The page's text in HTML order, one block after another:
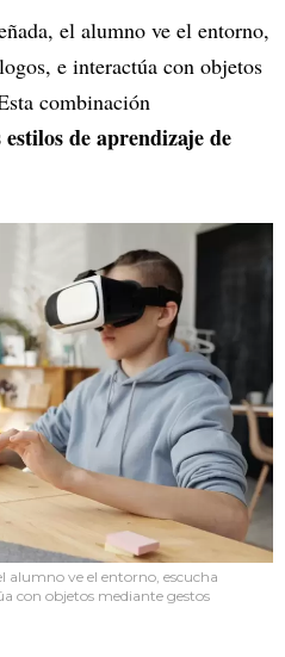
el alumno ve el entorno,
e interactúa con objetos
combinación
de aprendizaje de
alumno ve el entorno, escucha
con objetos mediante gestos